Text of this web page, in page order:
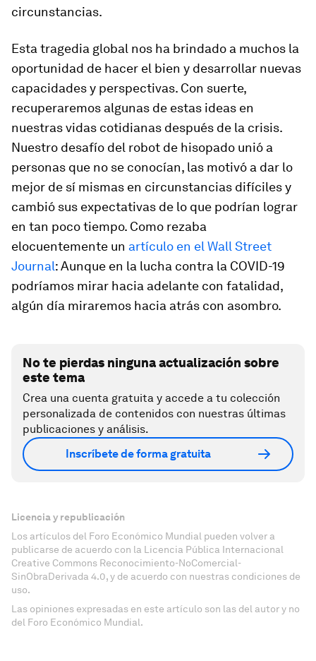
circunstancias.
Esta tragedia global nos ha brindado a muchos la
oportunidad de hacer el bien y desarrollar nuevas
capacidades y perspectivas. Con suerte,
recuperaremos algunas de estas ideas en
nuestras vidas cotidianas después de la crisis.
Nuestro desafío del robot de hisopado unió a
personas que no se conocían, las motivó a dar lo
mejor de sí mismas en circunstancias difíciles y
cambió sus expectativas de lo que podrían lograr
en tan poco tiempo. Como rezaba
elocuentemente un artículo en el Wall Street
Journal: Aunque en la lucha contra la COVID-19
podríamos mirar hacia adelante con fatalidad,
algún día miraremos hacia atrás con asombro.
No te pierdas ninguna actualización sobre
este tema
Crea una cuenta gratuita y accede a tu colección
personalizada de contenidos con nuestras últimas
publicaciones y análisis.
Inscríbete de forma gratuita
Licencia y republicación
Los artículos del Foro Económico Mundial pueden volver a
publicarse de acuerdo con la Licencia Pública Internacional
Creative Commons Reconocimiento-NoComercial-
SinObraDerivada 4.0, y de acuerdo con nuestras condiciones de
uso.
Las opiniones expresadas en este artículo son las del autor y no
del Foro Económico Mundial.